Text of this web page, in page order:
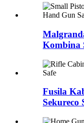
Kombina
Fusila
Sekureco